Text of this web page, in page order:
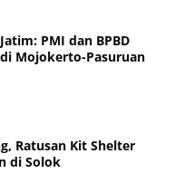
PMI dan BPBD
Mojokerto-Pasuruan
Ratusan Kit Shelter
di Solok